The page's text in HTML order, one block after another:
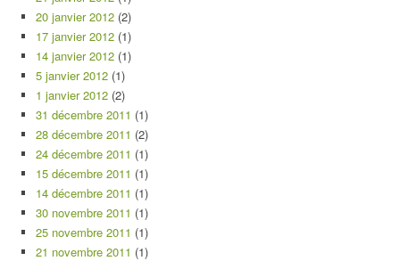
20 janvier 2012 (2)
17 janvier 2012 (1)
14 janvier 2012 (1)
5 janvier 2012 (1)
1 janvier 2012 (2)
31 décembre 2011 (1)
28 décembre 2011 (2)
24 décembre 2011 (1)
15 décembre 2011 (1)
14 décembre 2011 (1)
30 novembre 2011 (1)
25 novembre 2011 (1)
21 novembre 2011 (1)